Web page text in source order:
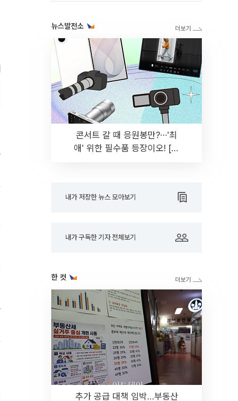
뉴스발전소
콘서트 갈 때 응원봉만?⋯'최
애' 위한 필수품 등장이오! [솔
내가 저장한 뉴스 모아보기
내가 구독한 기자 전체보기
한 컷
추가 공급 대책 임박…부동산